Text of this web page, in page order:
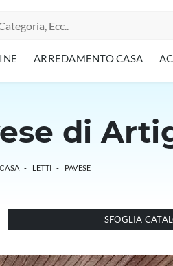
ARREDAMENTO CASA
di
- LETTI - PAVESE
SFOGLIA